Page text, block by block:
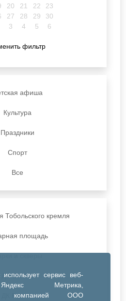
сервис веб-
Метрика,
компанией ООО
20 21 22
23
27 28 29
30
3 4 5 6
фильтр
афиша
Культура
Праздники
Спорт
Все
Тобольского кремля
площадь
ДК Синтез
ДК Речник